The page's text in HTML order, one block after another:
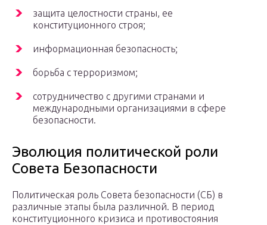
защита целостности страны, ее
конституционного строя;
информационная безопасность;
борьба с терроризмом;
сотрудничество с другими странами и
международными организациями в сфере
безопасности.
Эволюция политической роли
Совета Безопасности
Политическая роль Совета безопасности (СБ) в
различные этапы была различной. В период
конституционного кризиса и противостояния